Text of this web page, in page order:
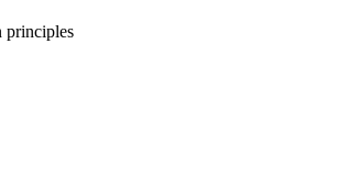
principles